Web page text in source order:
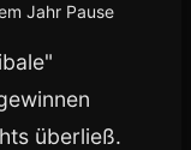
Jahr Pause
überließ.